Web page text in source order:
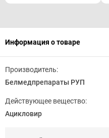
Информация о товаре
Производитель:
Белмедпрепараты РУП
Действующее вещество:
Ацикловир